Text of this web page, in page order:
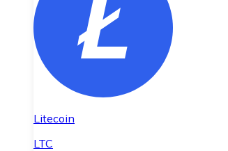
Litecoin
LTC